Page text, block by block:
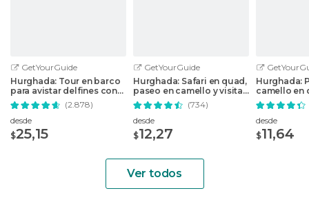
GetYourGuide
Hurghada: Tour en barco
para avistar delfines con
snorkel y almuerzo
(2.878)
desde
$25,15
GetYourGuide
Hurghada: Safari en quad,
paseo en camello y visita
a un pueblo beduino
(734)
desde
$12,27
Hurghada:
camello en
desierto
opcional
desde
$11,64
Ver todos